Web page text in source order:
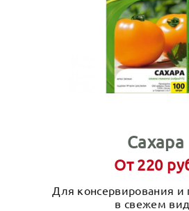
Сахара
От 220
Для консервирования и
в свежем